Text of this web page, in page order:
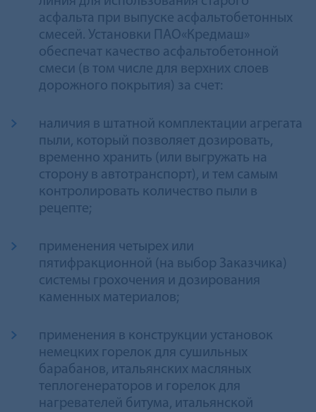
асфальта при выпуске асфальтобетонных
смесей. Установки ПАО«Кредмаш»
обеспечат качество асфальтoбетонной
смеси (в том числе для верхних слоев
дорожного покрытия) за счет:
наличия в штатной комплектации агрегата
пыли, который позволяет дозировать,
временно хранить (или выгружать на
сторону в автотранспорт), и тем самым
контролировать количество пыли в
рецепте;
применения четырех или
пятифракционной (на выбор Заказчика)
системы грохочения и дозирования
каменных материалов;
применения в конструкции установок
немецких горелок для сушильных
барабанов, итальянских масляных
теплогенераторов и горелок для
нагревателей битума, итальянской